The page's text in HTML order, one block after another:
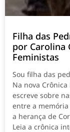
Filha das
por Carolina
Feministas
Sou filha das
Na nova Crônica
escreve sobre
entre a
a herança de
Leia a crônica